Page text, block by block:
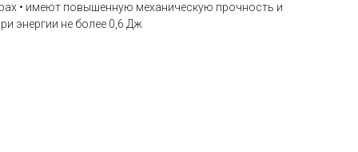
• имеют повышенную механическую прочность и
энергии не более 0,6 Дж